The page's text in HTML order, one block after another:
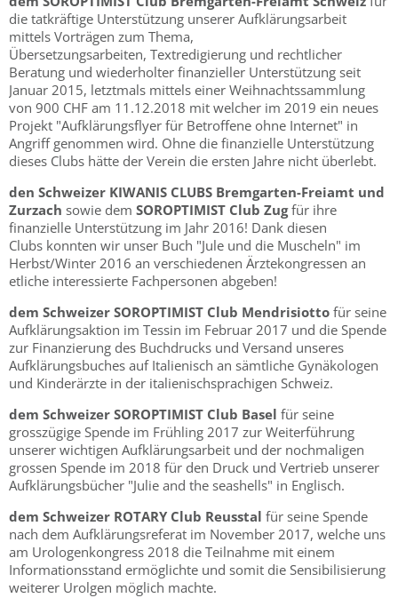
die tatkräftige Unterstützung unserer Aufklärungsarbeit
mittels Vorträgen zum Thema,
Übersetzungsarbeiten, Textredigierung und rechtlicher
Beratung und wiederholter finanzieller Unterstützung seit
Januar 2015, letztmals mittels einer Weihnachtssammlung
von 900 CHF am 11.12.2018 mit welcher im 2019 ein neues
Projekt "Aufklärungsflyer für Betroffene ohne Internet" in
Angriff genommen wird. Ohne die finanzielle Unterstützung
dieses Clubs hätte der Verein die ersten Jahre nicht überlebt.
den Schweizer KIWANIS CLUBS Bremgarten-Freiamt und
Zurzach sowie dem SOROPTIMIST Club Zugfür ihre
finanzielle Unterstützung im Jahr 2016! Dank diesen
Clubs konnten wir unser Buch "Jule und die Muscheln" im
Herbst/Winter 2016 an verschiedenen Ärztekongressen an
etliche interessierte Fachpersonen abgeben!
dem Schweizer SOROPTIMIST Club Mendrisiotto für seine
Aufklärungsaktion im Tessin im Februar 2017 und die Spende
zur Finanzierung des Buchdrucks und Versand unseres
Aufklärungsbuches auf Italienisch an sämtliche Gynäkologen
und Kinderärzte in der italienischsprachigen Schweiz.
dem Schweizer SOROPTIMIST Club Basel für seine
grosszügige Spende im Frühling 2017 zur Weiterführung
unserer wichtigen Aufklärungsarbeit und der nochmaligen
grossen Spende im 2018 für den Druck und Vertrieb unserer
Aufklärungsbücher "Julie and the seashells" in Englisch.
dem Schweizer ROTARY Club Reusstal für seine Spende
nach dem Aufklärungsreferat im November 2017, welche uns
am Urologenkongress 2018 die Teilnahme mit einem
Informationsstand ermöglichte und somit die Sensibilisierung
weiterer Urolgen möglich machte.